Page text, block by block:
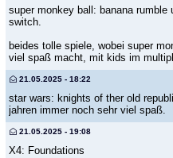
super monkey ball: banana
switch.
beides tolle spiele, wobei super
viel spaß macht, mit kids im
21.05.2025 - 18:22
star wars: knights of ther old
jahren immer noch sehr viel spaß.
21.05.2025 - 19:08
X4: Foundations